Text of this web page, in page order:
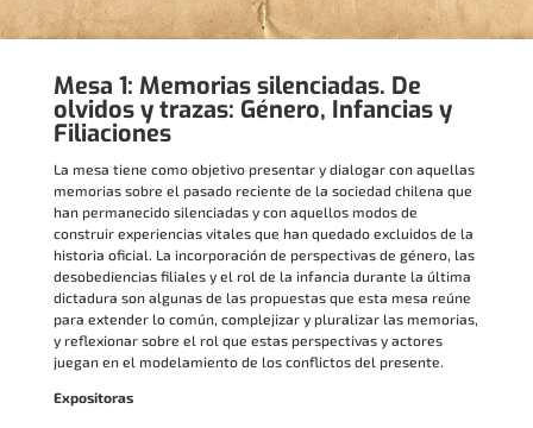
Mesa 1: Memorias silenciadas. De
olvidos y trazas: Género, Infancias y
Filiaciones
La mesa tiene como objetivo presentar y dialogar con aquellas
memorias sobre el pasado reciente de la sociedad chilena que
han permanecido silenciadas y con aquellos modos de
construir experiencias vitales que han quedado excluidos de la
historia oficial. La incorporación de perspectivas de género, las
desobediencias filiales y el rol de la infancia durante la última
dictadura son algunas de las propuestas que esta mesa reúne
para extender lo común, complejizar y pluralizar las memorias,
y reflexionar sobre el rol que estas perspectivas y actores
juegan en el modelamiento de los conflictos del presente.
Expositoras